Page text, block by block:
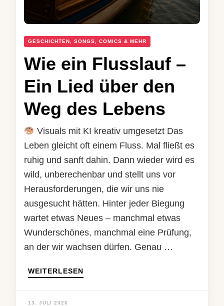
GESCHICHTEN, SONGS, COMICS & MEHR
Wie ein Flusslauf –
Ein Lied über den
Weg des Lebens
Visuals mit KI kreativ umgesetzt Das
Leben gleicht oft einem Fluss. Mal fließt es
ruhig und sanft dahin. Dann wieder wird es
wild, unberechenbar und stellt uns vor
Herausforderungen, die wir uns nie
ausgesucht hätten. Hinter jeder Biegung
wartet etwas Neues – manchmal etwas
Wunderschönes, manchmal eine Prüfung,
an der wir wachsen dürfen. Genau …
WEITERLESEN
13. JULI 2026